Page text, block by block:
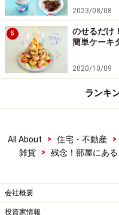
詰め替え専用の容器に
が、どうしても詰め替
な時は、ラベルを剥が
ます。
虫には効きそうなデザイ
は不便ですよね。そん
2023/08/08
5
のせるだけ
簡単ケーキ
2020/10/09
ランキ
All About > 住宅・不動産 >
雑貨
> 残念！部屋にあ
会社概要
投資家情報